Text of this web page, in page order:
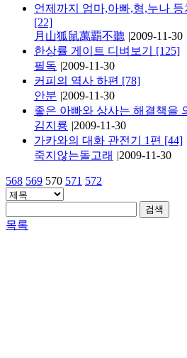
언제까지 엄마,아빠,형,누나
[22]
月山狐鼠萬覇不聽 |2009-11-30
한상률 게이트 디벼보기 [125]
필독 |2009-11-30
커피의 역사 하편 [78]
안분 |2009-11-30
좋은 아빠와 상사는 해결책을
김지룡 |2009-11-30
가카와의 대화 관전기 1편 [44]
죽지않는돌고래 |2009-11-30
568 569 570 571 572
검색
목록